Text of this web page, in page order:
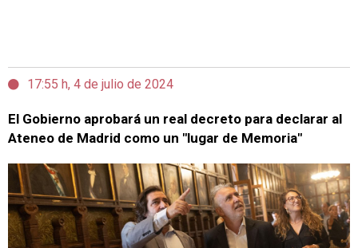
17:55 h, 4 de julio de 2024
El Gobierno aprobará un real decreto para declarar al
Ateneo de Madrid como un "lugar de Memoria"